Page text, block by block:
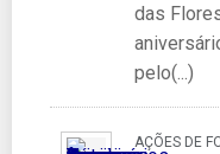
das
pelo(...)
AÇÕES DE